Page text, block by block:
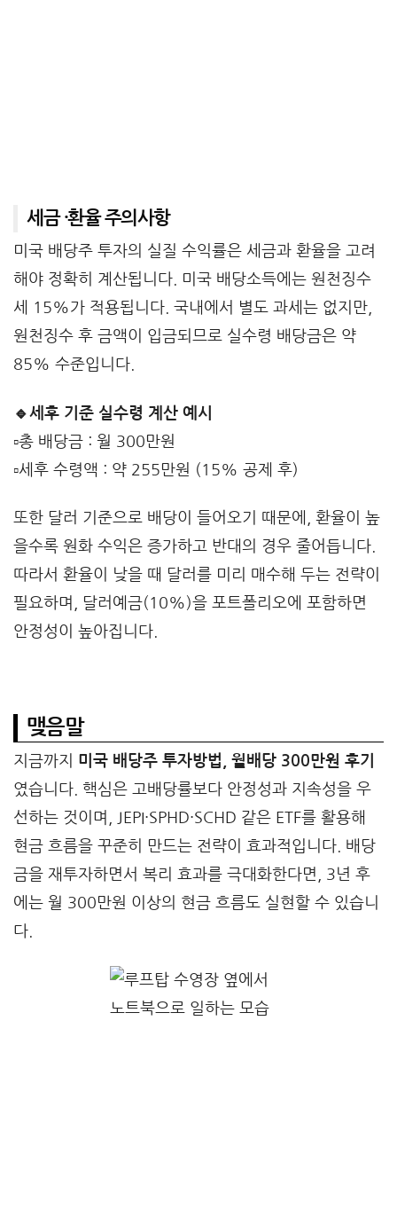
세금 ·환율 주의사항
미국 배당주 투자의 실질 수익률은 세금과 환율을 고려
해야 정확히 계산됩니다. 미국 배당소득에는 원천징수
세 15%가 적용됩니다. 국내에서 별도 과세는 없지만,
원천징수 후 금액이 입금되므로 실수령 배당금은 약
85% 수준입니다.
🔹세후 기준 실수령 계산 예시
▫️총 배당금 : 월 300만원
▫️세후 수령액 : 약 255만원 (15% 공제 후)
또한 달러 기준으로 배당이 들어오기 때문에, 환율이 높
을수록 원화 수익은 증가하고 반대의 경우 줄어듭니다.
따라서 환율이 낮을 때 달러를 미리 매수해 두는 전략이
필요하며, 달러예금(10%)을 포트폴리오에 포함하면
안정성이 높아집니다.
맺음말
지금까지 미국 배당주 투자방법, 월배당 300만원 후기
였습니다. 핵심은 고배당률보다 안정성과 지속성을 우
선하는 것이며, JEPI·SPHD·SCHD 같은 ETF를 활용해
현금 흐름을 꾸준히 만드는 전략이 효과적입니다. 배당
금을 재투자하면서 복리 효과를 극대화한다면, 3년 후
에는 월 300만원 이상의 현금 흐름도 실현할 수 있습니
다.